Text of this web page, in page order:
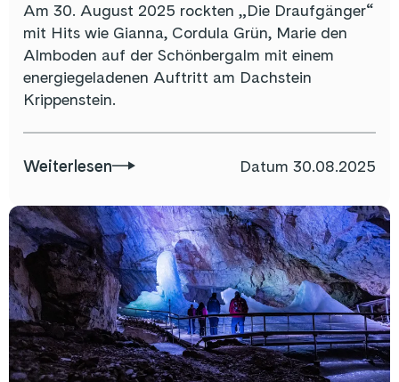
Am 30. August 2025 rockten „Die Draufgänger“
mit Hits wie Gianna, Cordula Grün, Marie den
Almboden auf der Schönbergalm mit einem
energiegeladenen Auftritt am Dachstein
Krippenstein.
Weiterlesen Datum 30.08.2025